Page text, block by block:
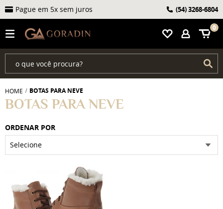
0
Pague em 5x sem juros (54)3268-6804
HOME BOTAS PARA NEVE
BOTAS PARA NEVE
ORDENAR POR
Selecione